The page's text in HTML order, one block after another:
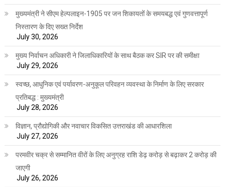
मुख्यमंत्री ने सीएम हेल्पलाइन-1905 पर जन शिकायतों के समयबद्ध एवं गुणवत्तापूर्ण
निस्तारण के दिए सख्त निर्देश
July 30, 2026
मुख्य निर्वाचन अधिकारी ने जिलाधिकारियों के साथ बैठक कर SIR पर की समीक्षा
July 29, 2026
स्वच्छ, आधुनिक एवं पर्यावरण-अनुकूल परिवहन व्यवस्था के निर्माण के लिए सरकार
प्रतिबद्ध : मुख्यमंत्री
July 28, 2026
विज्ञान, प्रौद्योगिकी और नवाचार विकसित उत्तराखंड की आधारशिला
July 27, 2026
परमवीर चक्र से सम्मानित वीरों के लिए अनुग्रह राशि डेढ़ करोड़ से बढ़ाकर 2 करोड़ की
जाएगी
July 26, 2026